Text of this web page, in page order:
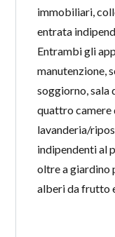
immobiliari,
entrata
Entrambi gli
manutenzione,
soggiorno, sala
quattro camere
lavanderia/
indipendenti al
oltre a giardino
alberi da frutto